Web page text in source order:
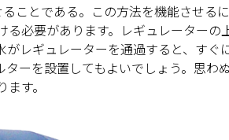
ことである。この方法を機能させる
必要があります。レギュレーターの
レギュレーターを通過すると、すぐ
ーを設置してもよいでしょう。思わ
す。